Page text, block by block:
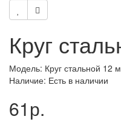
Круг
Модель: Круг стальной 12
Наличие: Есть в наличии
61р.